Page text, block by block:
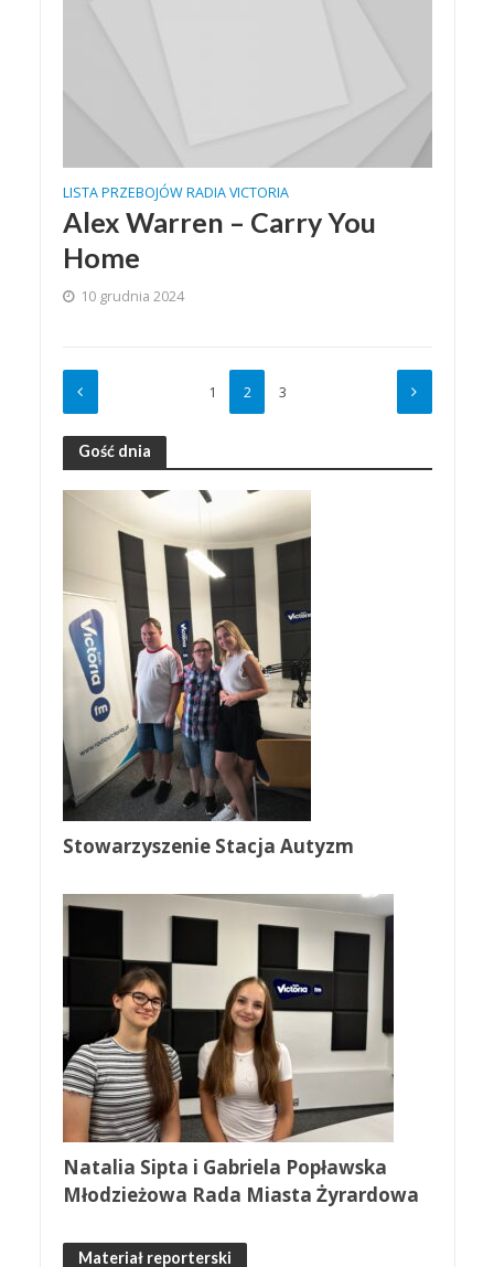
LISTA PRZEBOJÓW RADIA VICTORIA
Alex Warren – Carry You
Home
10 grudnia 2024
1 2 3
Gość dnia
Stowarzyszenie Stacja Autyzm
Natalia Sipta i Gabriela Popławska
Młodzieżowa Rada Miasta Żyrardowa
Materiał reporterski